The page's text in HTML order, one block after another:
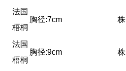
法国
梧桐
胸径:7cm 株
法国
梧桐
胸径:9cm 株